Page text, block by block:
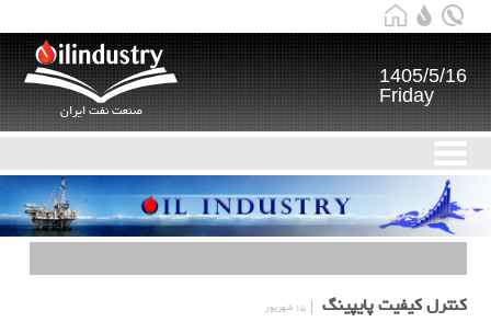
صنعت نفت ایران
1405/5/16
Friday
کنترل کیفیت پایپینگ ۱۵ شهریور